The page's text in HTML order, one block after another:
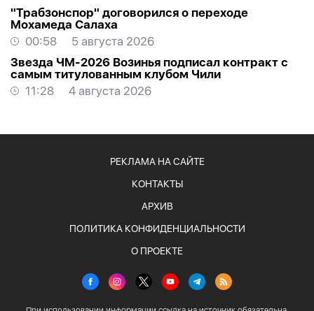
"Трабзонспор" договорился о переходе
Мохамеда Салаха
00:58
5 августа 2026
Звезда ЧМ-2026 Возинья подписал контракт с
самым титулованным клубом Чили
11:28
4 августа 2026
РЕКЛАМА НА САЙТЕ
КОНТАКТЫ
АРХИВ
ПОЛИТИКА КОНФИДЕНЦИАЛЬНОСТИ
О ПРОЕКТЕ